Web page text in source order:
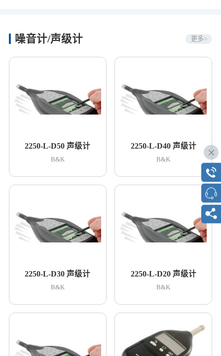
噪音计/声级计 更多>
2250-L-D50 声级计
B&K
2250-L-D40 声级计
B&K
2250-L-D30 声级计
B&K
2250-L-D20 声级计
B&K